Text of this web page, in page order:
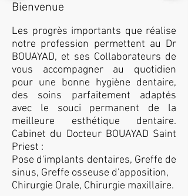
Bienvenue
Les progrès importants que réalise
notre profession permettent au Dr
BOUAYAD, et ses Collaborateurs de
vous accompagner au quotidien
pour une bonne hygiène dentaire,
des soins parfaitement adaptés
avec le souci permanent de la
meilleure esthétique dentaire.
Cabinet du Docteur BOUAYAD Saint
Priest :
Pose d'implants dentaires, Greffe de
sinus, Greffe osseuse d'apposition,
Chirurgie Orale, Chirurgie maxillaire.